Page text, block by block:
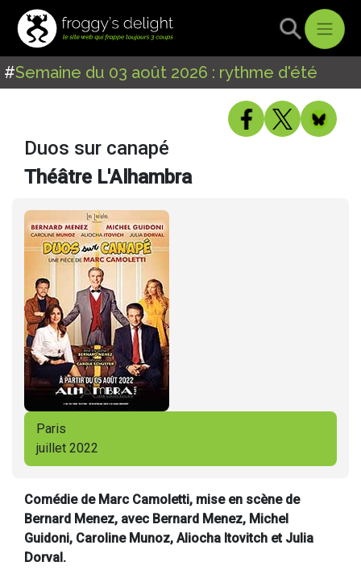
#Semaine du 03 août 2026 : rythme d'été
Duos sur canapé
Théâtre L'Alhambra
Paris
juillet 2022
Comédie de Marc Camoletti, mise en scène de
Bernard Menez, avec Bernard Menez, Michel
Guidoni, Caroline Munoz, Aliocha Itovitch et Julia
Dorval.